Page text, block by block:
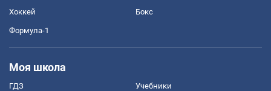
Хоккей Бокс
Формула-1
Моя школа
ГДЗ Учебники